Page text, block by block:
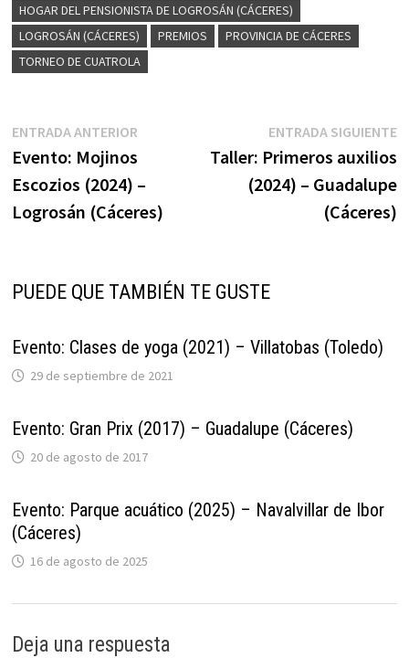
HOGAR DEL PENSIONISTA DE LOGROSÁN (CÁCERES)
LOGROSÁN (CÁCERES)
PREMIOS
PROVINCIA DE CÁCERES
TORNEO DE CUATROLA
Navegación
de
entradas
ENTRADA ANTERIOREntrada
anterior:
Evento: Mojinos
Escozios (2024) –
Logrosán (Cáceres)
ENTRADA SIGUIENTE
Taller: Primeros auxilios
(2024) – Guadalupe
(Cáceres)
PUEDE QUE TAMBIÉN TE GUSTE
Evento: Clases de yoga (2021) – Villatobas (Toledo)
29 de septiembre de 2021
Evento: Gran Prix (2017) – Guadalupe (Cáceres)
20 de agosto de 2017
Evento: Parque acuático (2025) – Navalvillar de Ibor
(Cáceres)
16 de agosto de 2025
Deja una respuesta